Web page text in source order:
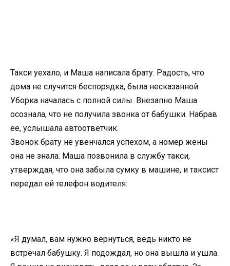
Такси уехало, и Маша написала брату. Радость, что
дома не случится беспорядка, была несказанной.
Уборка началась с полной силы. Внезапно Маша
осознала, что не получила звонка от бабушки. Набрав
ее, услышала автоответчик.
Звонок брату не увенчался успехом, а номер жены
она не знала. Маша позвонила в службу такси,
утверждая, что она забыла сумку в машине, и таксист
передал ей телефон водителя:
«Я думал, вам нужно вернуться, ведь никто не
встречал бабушку. Я подождал, но она вышла и ушла.